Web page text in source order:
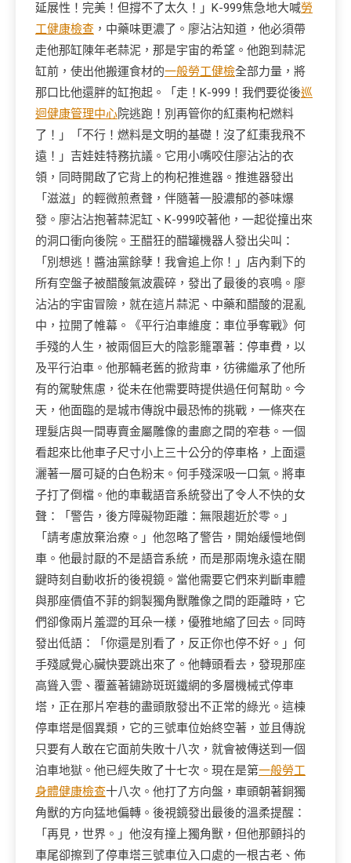
延展性！完美！但撐不了太久！」K-999焦急地大喊勞
工健康檢查 ，中藥味更濃了。廖沾沾知道，他必須帶
走他那缸陳年老蒜泥，那是宇宙的希望。他跑到蒜泥
缸前，使出他搬運食材的一般勞工健檢全部力量，將
那口比他還胖的缸抱起。「走！K-999！我們要從後巡
迴健康管理中心院逃跑！別再管你的紅棗枸杞燃料
了！」「不行！燃料是文明的基礎！沒了紅棗我飛不
遠！」吉娃娃特務抗議。它用小嘴咬住廖沾沾的衣
領，同時開啟了它背上的枸杞推進器。推進器發出
「滋滋」的輕微煎煮聲，伴隨著一股濃郁的蔘味爆
發。廖沾沾抱著蒜泥缸、K-999咬著他，一起從撞出來
的洞口衝向後院。王醋狂的醋罐機器人發出尖叫：
「別想逃！醬油黨餘孽！我會追上你！」店內剩下的
所有空盤子被醋酸氣波震碎，發出了最後的哀鳴。廖
沾沾的宇宙冒險，就在這片蒜泥、中藥和醋酸的混亂
中，拉開了帷幕。《平行泊車維度：車位爭奪戰》何
手殘的人生，被兩個巨大的陰影籠罩著：停車費，以
及平行泊車。他那輛老舊的掀背車，彷彿繼承了他所
有的駕駛焦慮，從未在他需要時提供過任何幫助。今
天，他面臨的是城市傳說中最恐怖的挑戰，一條夾在
理髮店與一間專賣金屬雕像的畫廊之間的窄巷。一個
看起來比他車子尺寸小上三十公分的停車格，上面還
灑著一層可疑的白色粉末。何手殘深吸一口氣。將車
子打了倒檔。他的車載語音系統發出了令人不快的女
聲：「警告，後方障礙物距離：無限趨近於零。」
「請考慮放棄治療。」他忽略了警告，開始緩慢地倒
車。他最討厭的不是語音系統，而是那兩塊永遠在關
鍵時刻自動收折的後視鏡。當他需要它們來判斷車體
與那座價值不菲的銅製獨角獸雕像之間的距離時，它
們卻像兩片羞澀的耳朵一樣，優雅地縮了回去。同時
發出低語：「你還是別看了，反正你也停不好。」何
手殘感覺心臟快要跳出來了。他轉頭看去，發現那座
高聳入雲、覆蓋著鏽跡斑斑鐵網的多層機械式停車
塔，正在那片窄巷的盡頭散發出不正常的綠光。這棟
停車塔是個異類，它的三號車位始終空著，並且傳說
只要有人敢在它面前失敗十八次，就會被傳送到一個
泊車地獄。他已經失敗了十七次。現在是第一般勞工
身體健康檢查十八次。他打了方向盤，車頭朝著銅獨
角獸的方向猛地偏轉。後視鏡發出最後的溫柔提醒：
「再見，世界。」他沒有撞上獨角獸，但他那顫抖的
車尾卻擦到了停車塔三號車位入口處的一根古老、佈